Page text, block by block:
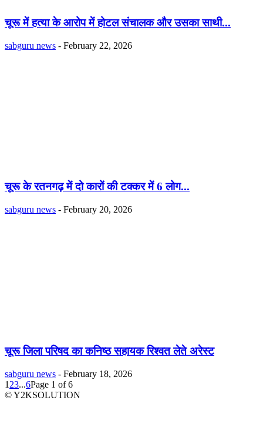
चूरू में हत्या के आरोप में होटल संचालक और उसका साथी...
sabguru news - February 22, 2026
चूरू के रतनगढ़ में दो कारों की टक्कर में 6 लोग...
sabguru news - February 20, 2026
चूरू जिला परिषद का कनिष्ठ सहायक रिश्वत लेते अरेस्ट
sabguru news - February 18, 2026
1 23...6Page 1 of 6
© Y2KSOLUTION